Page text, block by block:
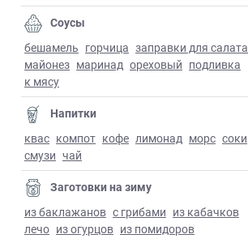
Соусы
бешамель горчица заправки для салата
майонез маринад ореховый подливка
к мясу
Напитки
квас компот кофе лимонад морс соки
смузи чай
Заготовки на зиму
из баклажанов с грибами из кабачков
лечо из огурцов из помидоров